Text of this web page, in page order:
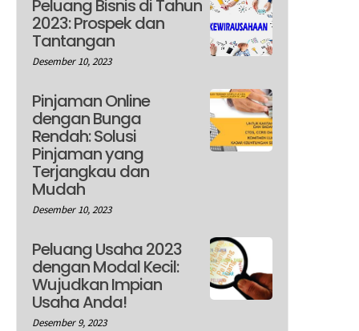
Peluang Bisnis di Tahun
2023: Prospek dan
Tantangan
Desember 10, 2023
Pinjaman Online
dengan Bunga
Rendah: Solusi
Pinjaman yang
Terjangkau dan
Mudah
Desember 10, 2023
Peluang Usaha 2023
dengan Modal Kecil:
Wujudkan Impian
Usaha Anda!
Desember 9, 2023